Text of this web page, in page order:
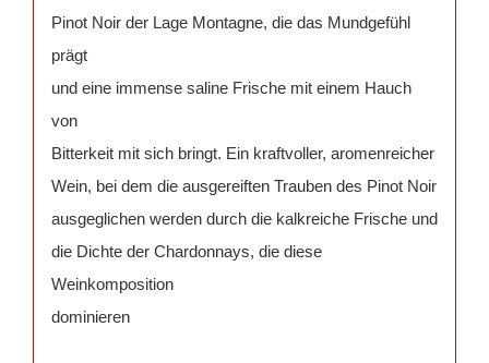
Pinot Noir der Lage Montagne, die das Mundgefühl
prägt
und eine immense saline Frische mit einem Hauch
von
Bitterkeit mit sich bringt. Ein kraftvoller, aromenreicher
Wein, bei dem die ausgereiften Trauben des Pinot Noir
ausgeglichen werden durch die kalkreiche Frische und
die Dichte der Chardonnays, die diese
Weinkomposition
dominieren